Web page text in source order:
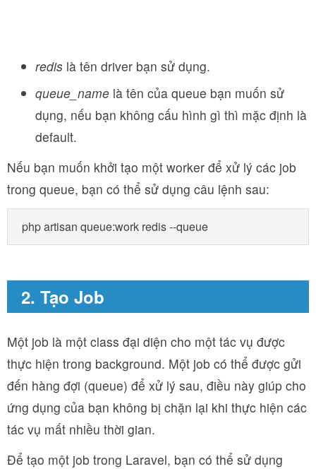
redis là tên driver bạn sử dụng.
queue_name là tên của queue bạn muốn sử
dụng, nếu bạn không cấu hình gì thì mặc định là
default.
Nếu bạn muốn khởi tạo một worker để xử lý các job
trong queue, bạn có thể sử dụng câu lệnh sau:
2. Tạo Job
Một job là một class đại diện cho một tác vụ được
thực hiện trong background. Một job có thể được gửi
đến hàng đợi (queue) để xử lý sau, điều này giúp cho
ứng dụng của bạn không bị chặn lại khi thực hiện các
tác vụ mất nhiều thời gian.
Để tạo một job trong Laravel, bạn có thể sử dụng